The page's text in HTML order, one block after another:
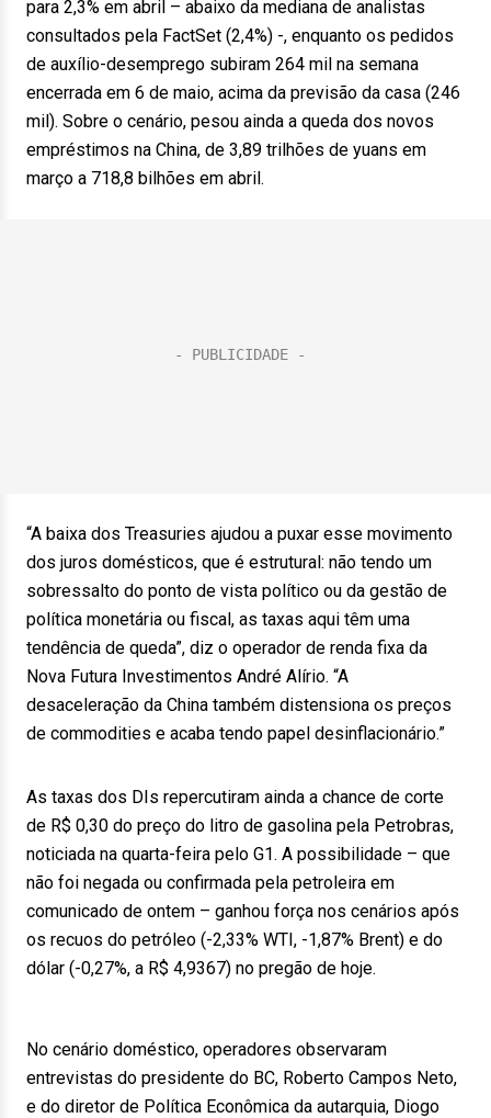
para 2,3% em abril – abaixo da mediana de analistas
consultados pela FactSet (2,4%) -, enquanto os pedidos
de auxílio-desemprego subiram 264 mil na semana
encerrada em 6 de maio, acima da previsão da casa (246
mil). Sobre o cenário, pesou ainda a queda dos novos
empréstimos na China, de 3,89 trilhões de yuans em
março a 718,8 bilhões em abril.
“A baixa dos Treasuries ajudou a puxar esse movimento
dos juros domésticos, que é estrutural: não tendo um
sobressalto do ponto de vista político ou da gestão de
política monetária ou fiscal, as taxas aqui têm uma
tendência de queda”, diz o operador de renda fixa da
Nova Futura Investimentos André Alírio. “A
desaceleração da China também distensiona os preços
de commodities e acaba tendo papel desinflacionário.”
As taxas dos DIs repercutiram ainda a chance de corte
de R$ 0,30 do preço do litro de gasolina pela Petrobras,
noticiada na quarta-feira pelo G1. A possibilidade – que
não foi negada ou confirmada pela petroleira em
comunicado de ontem – ganhou força nos cenários após
os recuos do petróleo (-2,33% WTI, -1,87% Brent) e do
dólar (-0,27%, a R$ 4,9367) no pregão de hoje.
No cenário doméstico, operadores observaram
entrevistas do presidente do BC, Roberto Campos Neto,
e do diretor de Política Econômica da autarquia, Diogo